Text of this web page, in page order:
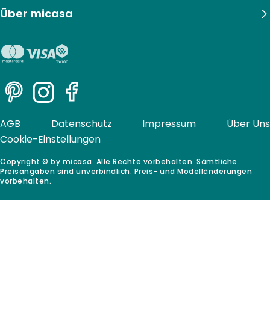
Über micasa
PinterestInstagramFacebook
Copyright © by micasa. Alle Rechte vorbehalten. Sämtliche
Preisangaben sind unverbindlich. Preis- und Modelländerungen
vorbehalten.
AGB Datenschutz Impressum
Über Uns
Cookie-Einstellungen